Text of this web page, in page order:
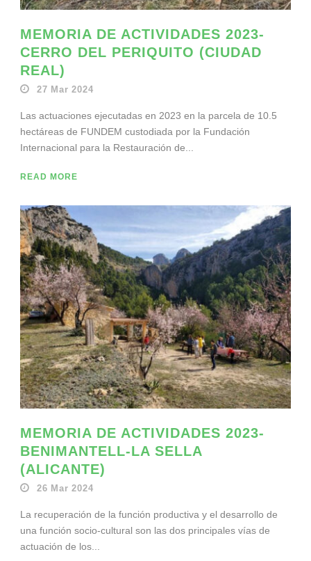
MEMORIA DE ACTIVIDADES 2023-
CERRO DEL PERIQUITO (CIUDAD
REAL)
27 Mar 2024
Las actuaciones ejecutadas en 2023 en la parcela de 10.5
hectáreas de FUNDEM custodiada por la Fundación
Internacional para la Restauración de...
READ MORE
MEMORIA DE ACTIVIDADES 2023-
BENIMANTELL-LA SELLA
(ALICANTE)
26 Mar 2024
La recuperación de la función productiva y el desarrollo de
una función socio-cultural son las dos principales vías de
actuación de los...